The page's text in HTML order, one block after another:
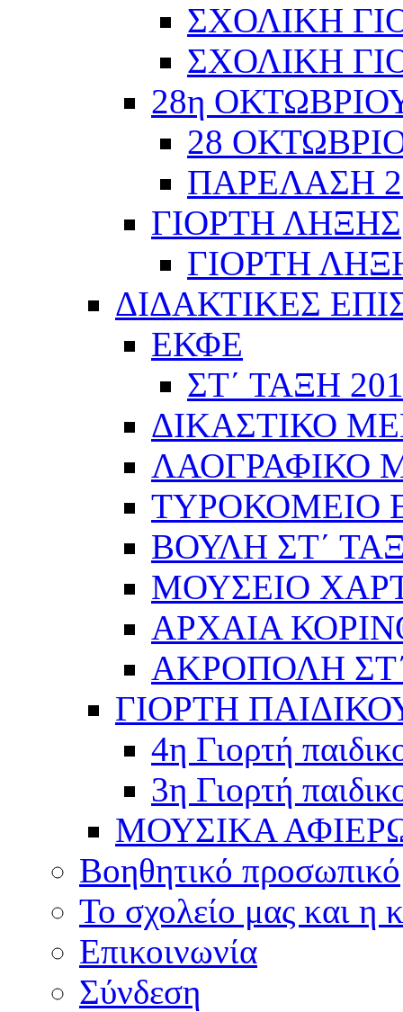
ΣΧΟΛΙΚΗ
ΣΧΟΛΙΚΗ
28η
28
ΠΑΡΕΛΑΣΗ
ΓΙΟΡΤΗ ΛΗΞΗΣ
ΓΙΟΡΤΗ
ΔΙΔΑΚΤΙΚΕΣ
ΕΚΦΕ
ΣΤ΄ ΤΑΞΗ
ΔΙΚΑΣΤΙΚΟ
ΛΑΟΓΡΑΦΙΚΟ
ΤΥΡΟΚΟΜΕΙΟ
ΒΟΥΛΗ ΣΤ΄
ΜΟΥΣΕΙΟ
ΑΡΧΑΙΑ
ΑΚΡΟΠΟΛΗ
ΓΙΟΡΤΗ
4η Γιορτή
3η Γιορτή
ΜΟΥΣΙΚΑ
Βοηθητικό προσωπικό
Το σχολείο μας και η
Επικοινωνία
Σύνδεση